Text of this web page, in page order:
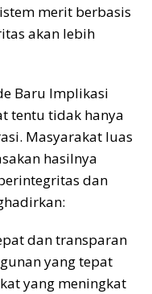
merit berbasis
akan lebih
Baru Implikasi
tentu tidak hanya
Masyarakat luas
hasilnya
dan
dan transparan
yang tepat
yang meningkat